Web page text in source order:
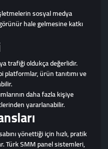
sosyal medya
hale gelmesine katkı
trafiği oldukça değerlidir.
platformlar, ürün tanıtımı ve
daha fazla kişiye
yararlanabilir.
yönettiği için hızlı, pratik
Türk SMM panel sistemleri,